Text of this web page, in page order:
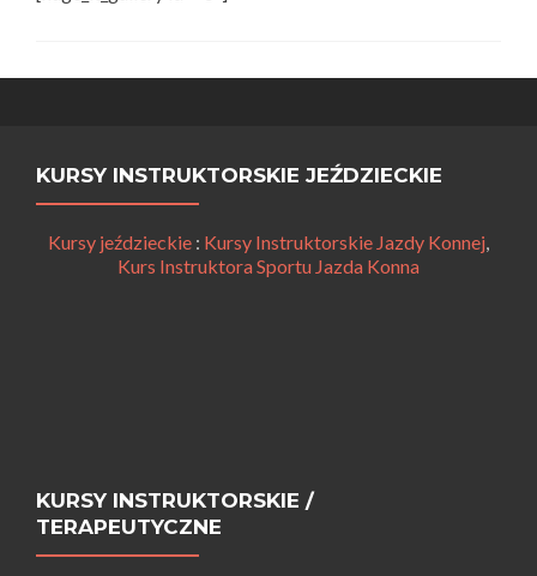
KURSY INSTRUKTORSKIE JEŹDZIECKIE
Kursy jeździeckie : Kursy Instruktorskie Jazdy Konnej,
Kurs Instruktora Sportu Jazda Konna
KURSY INSTRUKTORSKIE /
TERAPEUTYCZNE